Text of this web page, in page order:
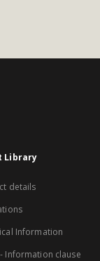
Library
details
Information
- Information clause